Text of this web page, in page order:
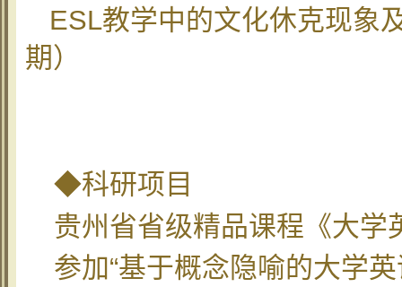
ESL教学中的文化休克现象
期）
◆科研项目
贵州省省级精品课程《大学
参加“基于概念隐喻的大学